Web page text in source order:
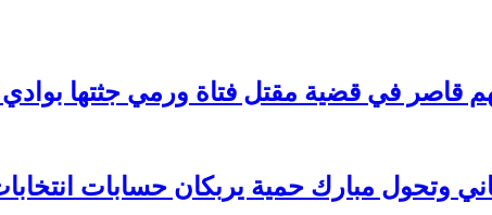
مبارك حمية يربكان حسابات انتخابات